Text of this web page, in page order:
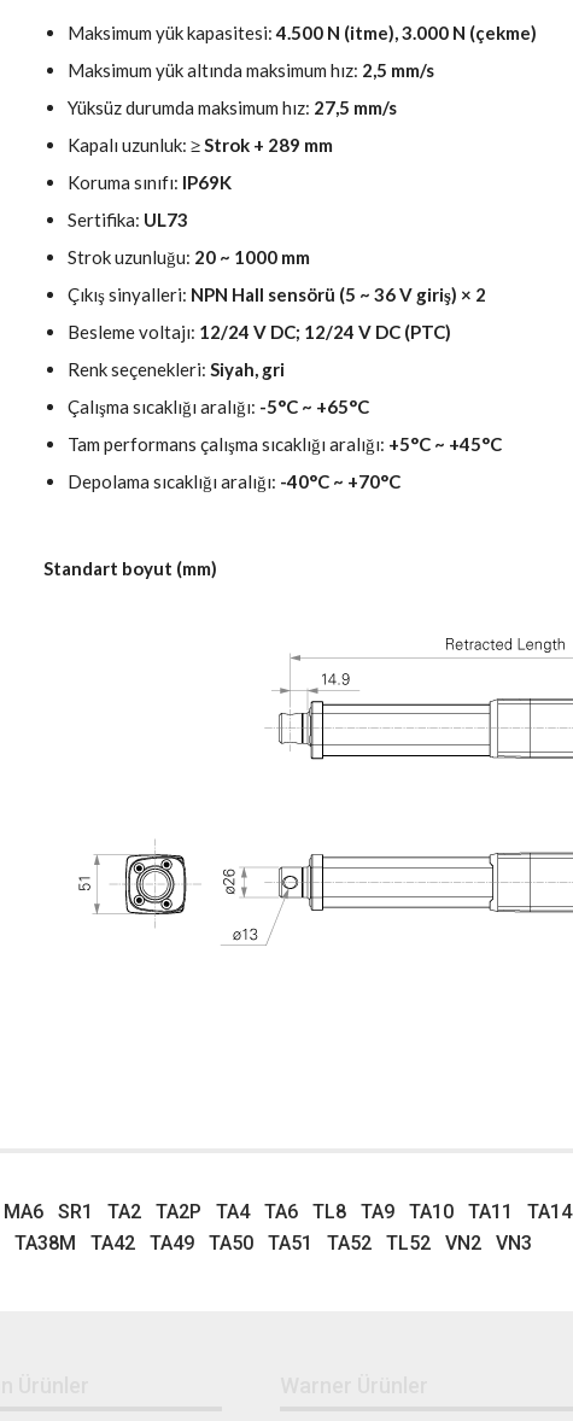
Maksimum yük kapasitesi:4.500 N (itme), 3.000 N (çekme)
Maksimum yük altında maksimum hız: 2,5 mm/s
Yüksüz durumda maksimum hız: 27,5 mm/s
Kapalı uzunluk: ≥ Strok + 289 mm
Koruma sınıfı: IP69K
Sertifika: UL73
Strok uzunluğu: 20 ~ 1000 mm
Çıkış sinyalleri: NPN Hall sensörü (5 ~ 36 V giriş) × 2
Besleme voltajı: 12/24 V DC; 12/24 V DC (PTC)
Renk seçenekleri: Siyah, gri
Çalışma sıcaklığı aralığı: -5°C ~ +65°C
Tam performans çalışma sıcaklığı aralığı: +5°C ~ +45°C
Depolama sıcaklığı aralığı: -40°C ~ +70°C
Standart boyut (mm)
MA6 SR1 TA2 TA2P TA4 TA6 TL8 TA9 TA10 TA11 TA14
TA38M TA42 TA49 TA50 TA51 TA52 TL52 VN2 VN3